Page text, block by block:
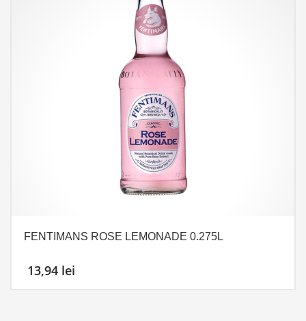
FENTIMANS ROSE LEMONADE 0.275L
13,94 lei